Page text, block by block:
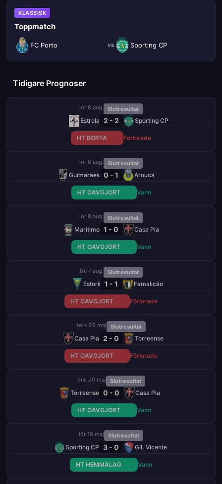
KLASSISK
Toppmatch
FC Porto vs Sporting CP
Tidigare Prognoser
lör 8 aug. Slutresultat
Estrela 2 - 2 Sporting CP
HT BORTA Förlorade
lör 8 aug. Slutresultat
Guimaraes 0 - 1 Arouca
HT OAVGJORT Vann
lör 8 aug. Slutresultat
Marítimo 1 - 0 Casa Pia
HT OAVGJORT Vann
fre 7 aug. Slutresultat
Estoril 1 - 1 Famalicão
HT OAVGJORT Förlorade
tors 28 maj Slutresultat
Casa Pia 2 - 0 Torreense
HT OAVGJORT Förlorade
ons 20 maj Slutresultat
Torreense 0 - 0 Casa Pia
HT OAVGJORT Vann
lör 16 maj Slutresultat
Sporting CP 3 - 0 GIL Vicente
HT HEMMALAG Vann